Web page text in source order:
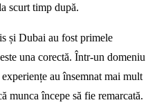
scurt timp după.
și Dubai au fost primele
una corectă. Într-un domeniu
au însemnat mai mult
munca începe să fie remarcată.